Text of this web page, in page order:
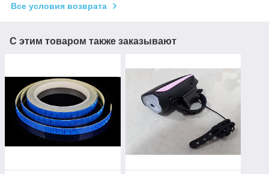
Все условия возврата
С этим товаром также заказывают